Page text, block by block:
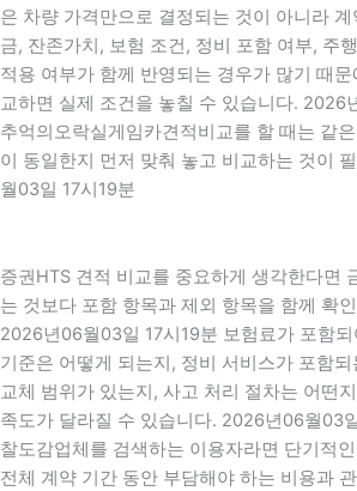
은 차량 가격만으로 결정되는 것이 아니라
금, 잔존가치, 보험 조건, 정비 포함 여부, 주
적용 여부가 함께 반영되는 경우가 많기 때
교하면 실제 조건을 놓칠 수 있습니다. 2026
추억의오락실게임카견적비교를 할 때는 같
이 동일한지 먼저 맞춰 놓고 비교하는 것이
월03일 17시19분
증권HTS 견적 비교를 중요하게 생각한다면
는 것보다 포함 항목과 제외 항목을 함께 확
2026년06월03일 17시19분 보험료가 포함
기준은 어떻게 되는지, 정비 서비스가 포함
교체 범위가 있는지, 사고 처리 절차는 어떤
족도가 달라질 수 있습니다. 2026년06월03
찰도감업체를 검색하는 이용자라면 단기적
전체 계약 기간 동안 부담해야 하는 비용과